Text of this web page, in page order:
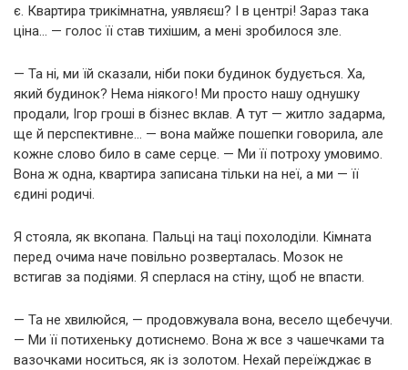
є. Квартира трикімнатна, уявляєш? І в центрі! Зараз така
ціна… — голос її став тихішим, а мені зробилося зле.
— Та ні, ми їй сказали, ніби поки будинок будується. Ха,
який будинок? Нема ніякого! Ми просто нашу однушку
продали, Ігор гроші в бізнес вклав. А тут — житло задарма,
ще й перспективне… — вона майже пошепки говорила, але
кожне слово било в саме серце. — Ми її потроху умовимо.
Вона ж одна, квартира записана тільки на неї, а ми — її
єдині родичі.
Я стояла, як вкопана. Пальці на таці похолоділи. Кімната
перед очима наче повільно розверталась. Мозок не
встигав за подіями. Я сперлася на стіну, щоб не впасти.
— Та не хвилюйся, — продовжувала вона, весело щебечучи.
— Ми її потихеньку дотиснемо. Вона ж все з чашечками та
вазочками носиться, як із золотом. Нехай переїжджає в